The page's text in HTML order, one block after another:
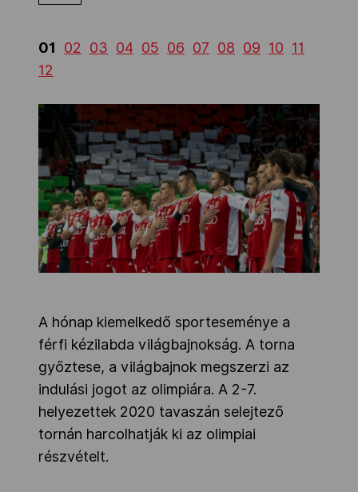
Los Angeles 2028
MOB
Kettőskarrier-program
NOB
Társszervezetek
OVEP
Adatbank
01 02 03 04 05 06 07 08 09 10 11
12
A hónap kiemelkedő sporteseménye a
férfi kézilabda világbajnokság. A torna
győztese, a világbajnok megszerzi az
indulási jogot az olimpiára. A 2-7.
helyezettek 2020 tavaszán selejtező
tornán harcolhatják ki az olimpiai
részvételt.